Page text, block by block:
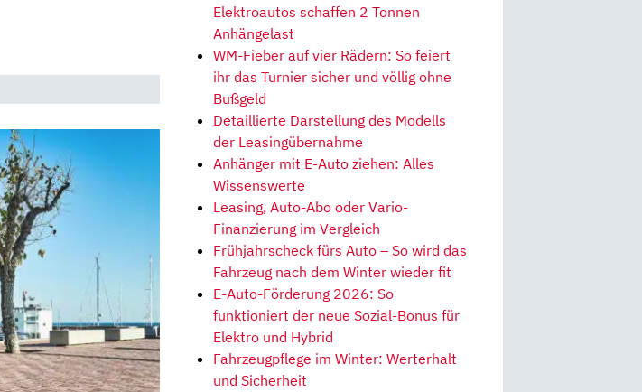
Elektroautos schaffen 2 Tonnen
Anhängelast
WM-Fieber auf vier Rädern: So feiert
ihr das Turnier sicher und völlig ohne
Bußgeld
Detaillierte Darstellung des Modells
der Leasingübernahme
Anhänger mit E-Auto ziehen: Alles
Wissenswerte
Leasing, Auto-Abo oder Vario-
Finanzierung im Vergleich
Frühjahrscheck fürs Auto – So wird das
Fahrzeug nach dem Winter wieder fit
E-Auto-Förderung 2026: So
funktioniert der neue Sozial-Bonus für
Elektro und Hybrid
Fahrzeugpflege im Winter: Werterhalt
und Sicherheit